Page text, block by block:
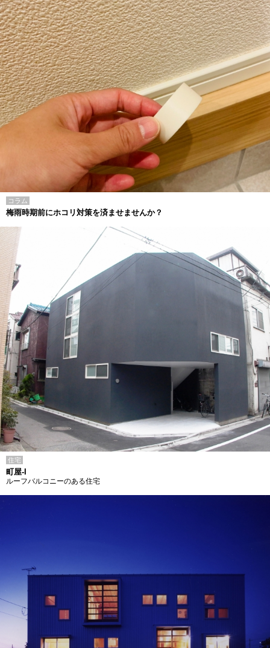
コラム
梅雨時期前にホコリ対策を済ませませんか？
住宅
町屋-I
ルーフバルコニーのある住宅